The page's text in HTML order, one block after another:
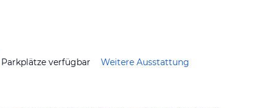
Parkplätze verfügbar Weitere Ausstattung